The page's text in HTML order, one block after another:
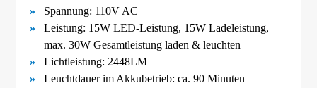
Spannung: 110V AC
Leistung: 15W LED-Leistung, 15W Ladeleistung,
max. 30W Gesamtleistung laden & leuchten
Lichtleistung: 2448LM
Leuchtdauer im Akkubetrieb: ca. 90 Minuten